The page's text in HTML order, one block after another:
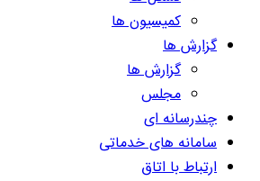
کمیسیون ها
گزارش ها
گزارش ها
مجلس
چندرسانه ای
سامانه های خدماتی
ارتباط با اتاق